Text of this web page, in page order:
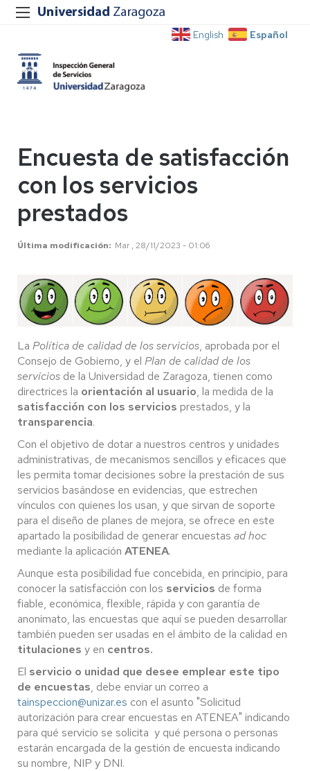
English Español
Encuesta de satisfacción
con los servicios
prestados
Última modificación Mar , 28/11/2023 - 01:06
La Política de calidad de los servicios, aprobada por el
Consejo de Gobierno, y el Plan de calidad de los
servicios de la Universidad de Zaragoza, tienen como
directrices la orientación al usuario, la medida de la
satisfacción con los servicios prestados, y la
transparencia.
Con el objetivo de dotar a nuestros centros y unidades
administrativas, de mecanismos sencillos y eficaces que
les permita tomar decisiones sobre la prestación de sus
servicios basándose en evidencias, que estrechen
vínculos con quienes los usan, y que sirvan de soporte
para el diseño de planes de mejora, se ofrece en este
apartado la posibilidad de generar encuestas ad hoc
mediante la aplicación ATENEA.
Aunque esta posibilidad fue concebida, en principio, para
conocer la satisfacción con los servicios de forma
fiable, económica, flexible, rápida y con garantía de
anonimato, las encuestas que aquí se pueden desarrollar
también pueden ser usadas en el ámbito de la calidad en
titulaciones y en centros.
El servicio o unidad que desee emplear este tipo
de encuestas, debe enviar un correo a
tainspeccion@unizar.es con el asunto "Solicitud
autorización para crear encuestas en ATENEA" indicando
para qué servicio se solicita y qué persona o personas
estarán encargada de la gestión de encuesta indicando
su nombre, NIP y DNI.